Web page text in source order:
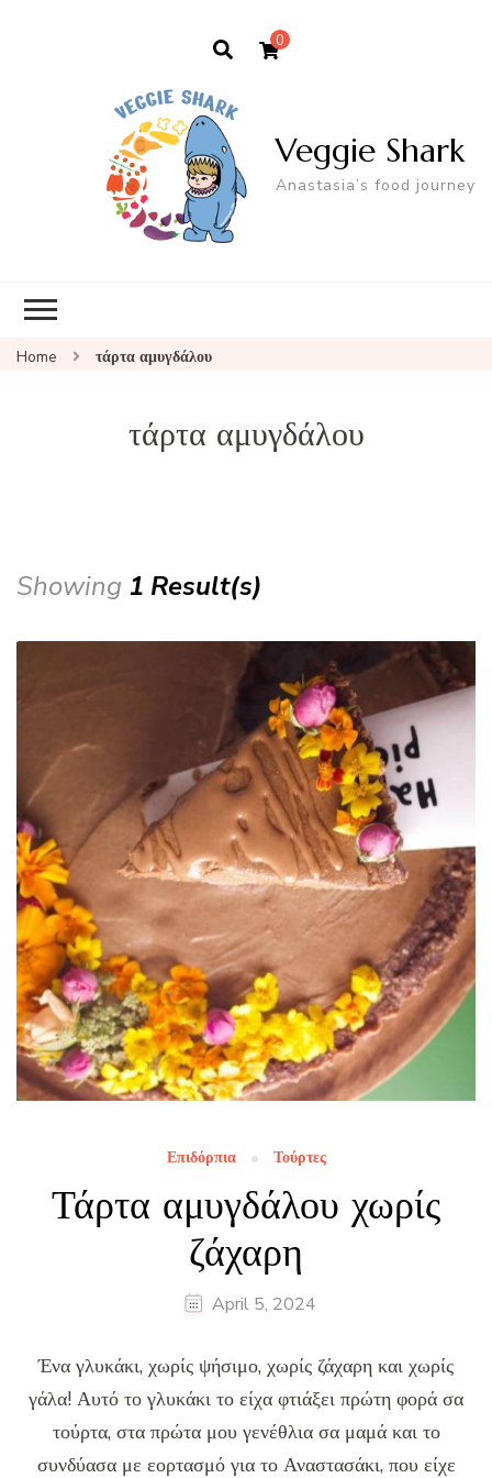
0
Veggie Shark
Anastasia’s food journey
Home τάρτα αμυγδάλου
τάρτα αμυγδάλου
Showing 1 Result(s)
Επιδόρπια Τούρτες
Τάρτα αμυγδάλου χωρίς
ζάχαρη
April 5, 2024
Ένα γλυκάκι, χωρίς ψήσιμο, χωρίς ζάχαρη και χωρίς
γάλα! Αυτό το γλυκάκι το είχα φτιάξει πρώτη φορά σα
τούρτα, στα πρώτα μου γενέθλια σα μαμά και το
συνδύασα με εορτασμό για το Αναστασάκι, που είχε